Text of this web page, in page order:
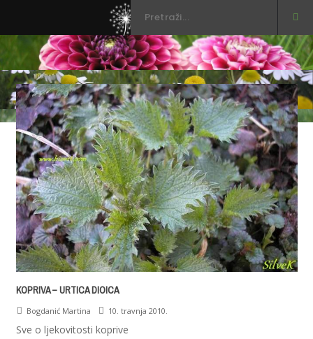
KOPRIVA – URTICA DIOICA
Bogdanić Martina 10. travnja 2010.
Sve o ljekovitosti koprive